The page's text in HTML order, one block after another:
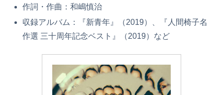
作詞・作曲：和嶋慎治
収録アルバム：『新青年』（2019）、『人間椅子名
作選 三十周年記念ベスト』（2019）など